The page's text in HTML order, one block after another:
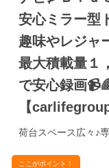
安心ミラー型
趣味やレジャ
最大積載量１
で安心録画
【
荷台スペース広々♪
ここがポイント！